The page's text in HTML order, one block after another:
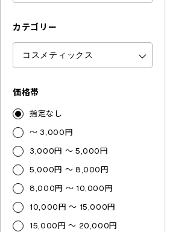
カテゴリー
価格帯
指定なし
～ 3,000円
3,000円 ～ 5,000円
5,000円 ～ 8,000円
8,000円 ～ 10,000円
10,000円 ～ 15,000円
15,000円 ～ 20,000円